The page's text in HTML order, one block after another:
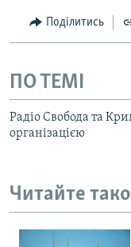
Поділитись
ПО ТЕМІ
Радіо Свобода та
організацією
Читайте